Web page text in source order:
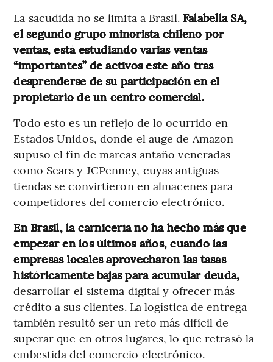
La sacudida no se limita a Brasil. Falabella SA,
el segundo grupo minorista chileno por
ventas, está estudiando varias ventas
“importantes” de activos este año tras
desprenderse de su participación en el
propietario de un centro comercial.
Todo esto es un reflejo de lo ocurrido en
Estados Unidos, donde el auge de Amazon
supuso el fin de marcas antaño veneradas
como Sears y JCPenney, cuyas antiguas
tiendas se convirtieron en almacenes para
competidores del comercio electrónico.
En Brasil, la carnicería no ha hecho más que
empezar en los últimos años, cuando las
empresas locales aprovecharon las tasas
históricamente bajas para acumular deuda,
desarrollar el sistema digital y ofrecer más
crédito a sus clientes. La logística de entrega
también resultó ser un reto más difícil de
superar que en otros lugares, lo que retrasó la
embestida del comercio electrónico.